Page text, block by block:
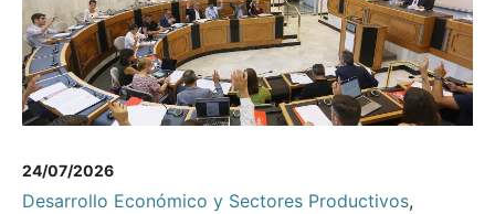
24/07/2026
Desarrollo Económico y Sectores Productivos,